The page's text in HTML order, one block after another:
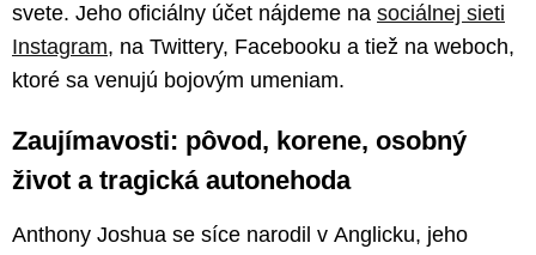
svete. Jeho oficiálny účet nájdeme na sociálnej sieti
Instagram, na Twittery, Facebooku a tiež na weboch,
ktoré sa venujú bojovým umeniam.
Zaujímavosti: pôvod, korene, osobný
život a tragická autonehoda
Anthony Joshua se síce narodil v Anglicku, jeho